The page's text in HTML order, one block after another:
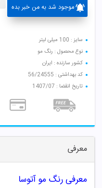
موجود شد به من خبر بده
سایز : 100 میلی لیتر
نوع محصول : رنگ مو
کشور سازنده : ایران
کد بهداشتی : 56/24555
تاریخ انقضا : 1407/07
معرفی
معرفی رنگ مو آتوسا